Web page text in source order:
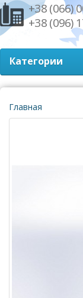
+38 (066)
+38 (096)
Категории
Главная